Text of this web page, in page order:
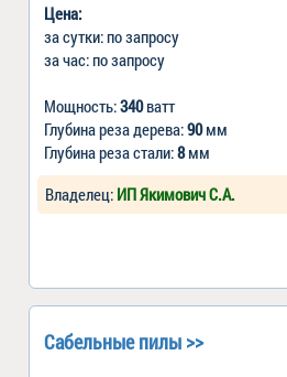
Цена:
за сутки: по запросу
за час: по запросу
Мощность:340ватт
Глубина реза дерева:90мм
Глубина реза стали:8мм
Владелец: ИП Якимович С.А.
Сабельные пилы >>